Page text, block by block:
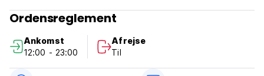
kendt som Japans smukke, afslappende feriested med sin
naturskønne skønhed og lækre fiskekøkken.
== Værelser ==
For 2: 3150 yen per person
(værelse med plads til 6 tatami måtter)
Ordensreglement
Ankomst
12:00 - 23:00
Afrejse
Til